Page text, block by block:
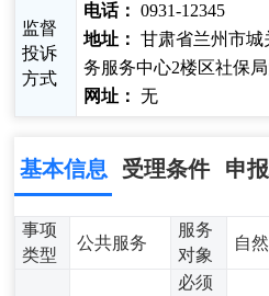
监督
投诉
方式
电话： 0931-12345
地址： 甘肃省兰州市城
务服务中心2楼区社保
网址： 无
基本信息 受理条件 申
事项
类型
公共服务
服务
对象
自
必须